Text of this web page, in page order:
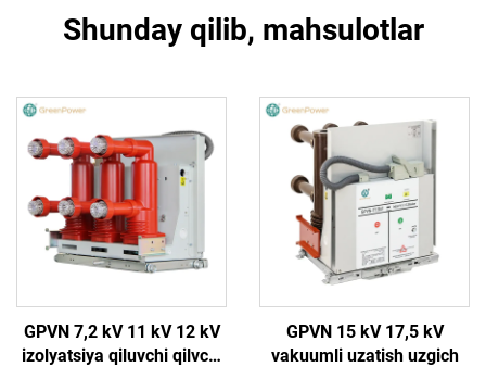
Shunday qilib, mahsulotlar
GPVN 7,2 kV 11 kV 12 kV
izolyatsiya qiluvchi qilvchi
GPVN 15 kV 17,5 kV
vakuumli uzatish uzgich